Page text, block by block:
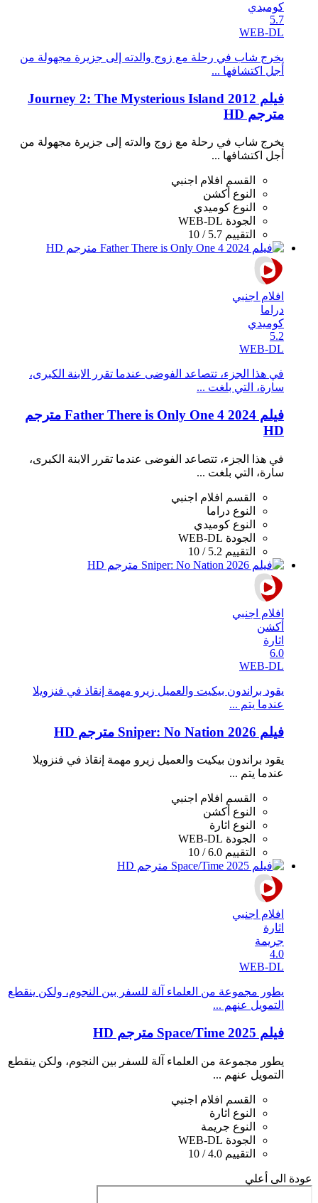
كوميدي
5.7
WEB-DL
يخرج شاب في رحلة مع زوج والدته إلى جزيرة مجهولة من
أجل اكتشافها ...
فيلم Journey 2: The Mysterious Island 2012
مترجم HD
يخرج شاب في رحلة مع زوج والدته إلى جزيرة مجهولة من
أجل اكتشافها ...
القسم افلام اجنبي
النوع أكشن
النوع كوميدي
الجودة WEB-DL
التقييم 5.7 / 10
افلام اجنبي
دراما
كوميدي
5.2
WEB-DL
في هذا الجزء، تتصاعد الفوضى عندما تقرر الابنة الكبرى،
سارة، التي بلغت ...
فيلم Father There is Only One 4 2024 مترجم
HD
في هذا الجزء، تتصاعد الفوضى عندما تقرر الابنة الكبرى،
سارة، التي بلغت ...
القسم
افلام اجنبي
النوع دراما
النوع كوميدي
الجودة WEB-DL
التقييم 5.2 / 10
افلام اجنبي
أكشن
اثارة
6.0
WEB-DL
يقود براندون بيكيت والعميل زيرو مهمة إنقاذ في فنزويلا
عندما يتم ...
فيلم Sniper: No Nation 2026 مترجم HD
يقود براندون بيكيت والعميل زيرو مهمة إنقاذ في فنزويلا
عندما يتم ...
القسم
افلام اجنبي
النوع أكشن
النوع اثارة
الجودة WEB-DL
التقييم 6.0 / 10
افلام اجنبي
اثارة
جريمة
4.0
WEB-DL
يطور مجموعة من العلماء آلة للسفر بين النجوم، ولكن ينقطع
التمويل عنهم ...
فيلم Space/Time 2025 مترجم HD
يطور مجموعة من العلماء آلة للسفر بين النجوم، ولكن ينقطع
التمويل عنهم ...
القسم
افلام اجنبي
النوع اثارة
النوع جريمة
الجودة WEB-DL
التقييم 4.0 / 10
عودة الى أعلي